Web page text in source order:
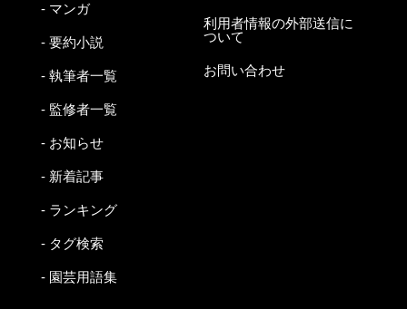
- マンガ
- 要約小説
- 執筆者一覧
- 監修者一覧
- お知らせ
- 新着記事
- ランキング
- タグ検索
- 園芸用語集
利用者情報の外部送信に
ついて
お問い合わせ